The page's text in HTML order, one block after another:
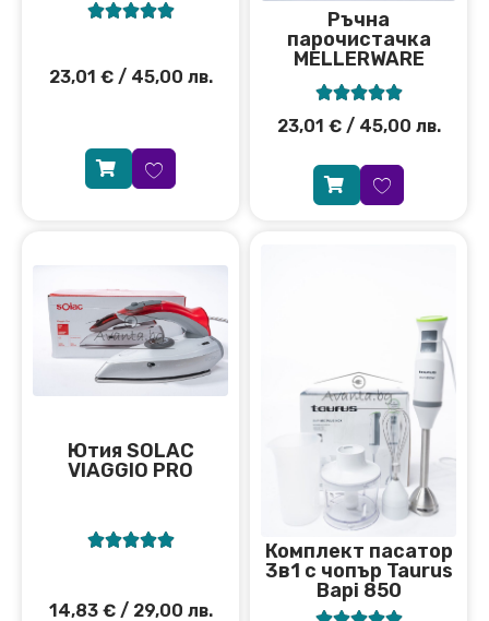

23,01 €/ 45,00 лв.
Ръчна
парочистачка
MELLERWARE

23,01 €/ 45,00 лв.
Ютия SOLAC
VIAGGIO PRO

14,83 €/ 29,00 лв.
Комплект пасатор
3в1 с чопър Taurus
Bapi 850
